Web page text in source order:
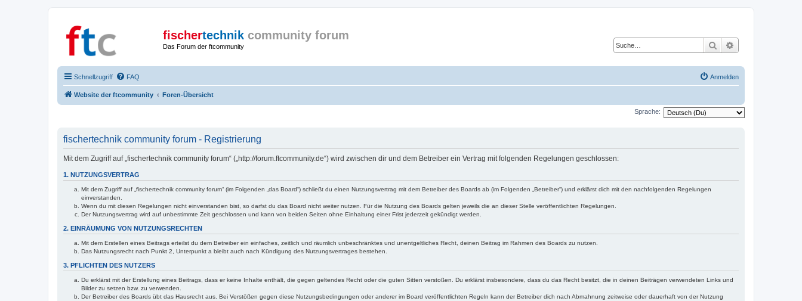
fischertechnik community forum
Das Forum der ftcommunity Suche
Schnellzugriff FAQ Anmelden
Website der ftcommunity Foren-Übersicht
Sprache:
fischertechnik community forum - Registrierung
Mit dem Zugriff auf „fischertechnik community forum“ („http://forum.ftcommunity.de“) wird zwischen dir und dem Betreiber ein Vertrag mit folgenden Regelungen geschlossen:
1. NUTZUNGSVERTRAG
Mit dem Zugriff auf „fischertechnik community forum“ (im Folgenden „das Board“) schließt du einen Nutzungsvertrag mit dem Betreiber des Boards ab (im Folgenden „Betreiber“) und erklärst dich mit den nachfolgenden Regelungen
einverstanden.
Wenn du mit diesen Regelungen nicht einverstanden bist, so darfst du das Board nicht weiter nutzen. Für die Nutzung des Boards gelten jeweils die an dieser Stelle veröffentlichten Regelungen.
Der Nutzungsvertrag wird auf unbestimmte Zeit geschlossen und kann von beiden Seiten ohne Einhaltung einer Frist jederzeit gekündigt werden.
2. EINRÄUMUNG VON NUTZUNGSRECHTEN
Mit dem Erstellen eines Beitrags erteilst du dem Betreiber ein einfaches, zeitlich und räumlich unbeschränktes und unentgeltliches Recht, deinen Beitrag im Rahmen des Boards zu nutzen.
Das Nutzungsrecht nach Punkt 2, Unterpunkt a bleibt auch nach Kündigung des Nutzungsvertrages bestehen.
3. PFLICHTEN DES NUTZERS
Du erklärst mit der Erstellung eines Beitrags, dass er keine Inhalte enthält, die gegen geltendes Recht oder die guten Sitten verstoßen. Du erklärst insbesondere, dass du das Recht besitzt, die in deinen Beiträgen verwendeten Links und
Bilder zu setzen bzw. zu verwenden.
Der Betreiber des Boards übt das Hausrecht aus. Bei Verstößen gegen diese Nutzungsbedingungen oder anderer im Board veröffentlichten Regeln kann der Betreiber dich nach Abmahnung zeitweise oder dauerhaft von der Nutzung